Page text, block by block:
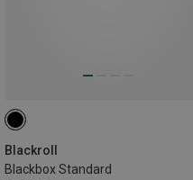
Blackroll
Blackbox Standard